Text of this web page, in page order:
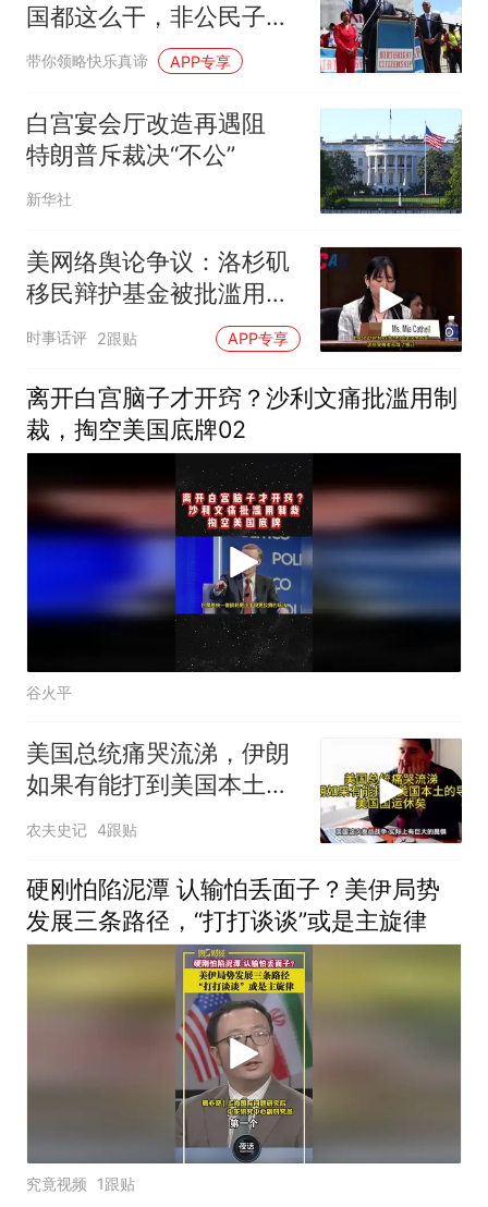
国都这么干，非公民子女
公民身份要没了？
带你领略快乐真谛 APP专享
白宫宴会厅改造再遇阻
特朗普斥裁决“不公”
新华社
美网络舆论争议：洛杉矶
移民辩护基金被批滥用税
款
时事话评 2跟贴 APP专享
离开白宫脑子才开窍？沙利文痛批滥用制
裁，掏空美国底牌02
谷火平
美国总统痛哭流涕，伊朗
如果有能打到美国本土导
弹，美国国运休矣
农夫史记 4跟贴
硬刚怕陷泥潭 认输怕丢面子？美伊局势
发展三条路径，“打打谈谈”或是主旋律
究竟视频 1跟贴